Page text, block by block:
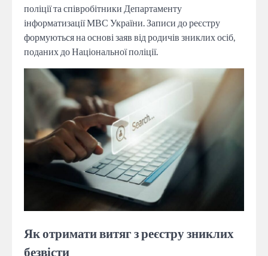
поліції та співробітники Департаменту
інформатизації МВС України. Записи до реєстру
формуються на основі заяв від родичів зниклих осіб,
поданих до Національної поліції.
Як отримати витяг з реєстру зниклих
безвісти